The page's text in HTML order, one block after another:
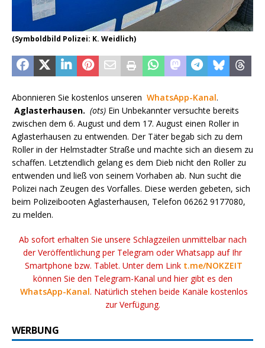
(Symboldbild Polizei: K. Weidlich)
Abonnieren Sie kostenlos unseren WhatsApp-Kanal.
Aglasterhausen. (ots) Ein Unbekannter versuchte bereits
zwischen dem 6. August und dem 17. August einen Roller in
Aglasterhausen zu entwenden. Der Täter begab sich zu dem
Roller in der Helmstadter Straße und machte sich an diesem zu
schaffen. Letztendlich gelang es dem Dieb nicht den Roller zu
entwenden und ließ von seinem Vorhaben ab. Nun sucht die
Polizei nach Zeugen des Vorfalles. Diese werden gebeten, sich
beim Polizeibooten Aglasterhausen, Telefon 06262 9177080,
zu melden.
Ab sofort erhalten Sie unsere Schlagzeilen unmittelbar nach
der Veröffentlichung per Telegram oder Whatsapp auf Ihr
Smartphone bzw. Tablet. Unter dem Link t.me/NOKZEIT
können Sie den Telegram-Kanal und hier gibt es den
WhatsApp-Kanal. Natürlich stehen beide Kanäle kostenlos
zur Verfügung.
WERBUNG